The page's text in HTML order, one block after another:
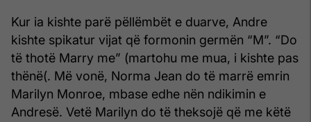
Kur ia kishte parë pëllëmbët e duarve, Andre
kishte spikatur vijat që formonin germën “M”. “Do
të thotë Marry me” (martohu me mua, i kishte pas
thënë(. Më vonë, Norma Jean do të marrë emrin
Marilyn Monroe, mbase edhe nën ndikimin e
Andresë. Vetë Marilyn do të theksojë që me këtë